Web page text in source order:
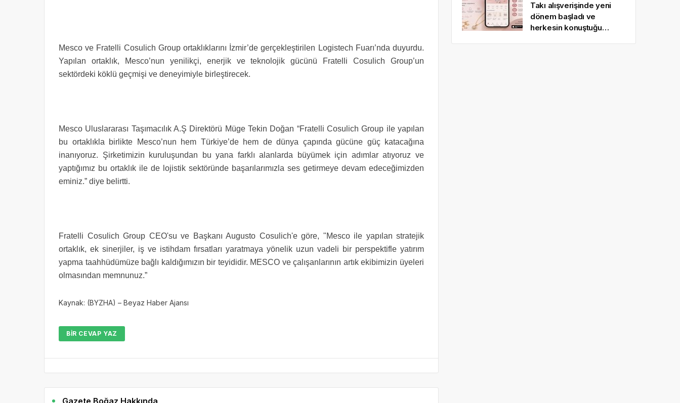
Mesco ve Fratelli Cosulich Group ortaklıklarını İzmir’de gerçekleştirilen Logistech Fuarı’nda duyurdu.
Yapılan ortaklık, Mesco’nun yenilikçi, enerjik ve teknolojik gücünü Fratelli Cosulich Group’un
sektördeki köklü geçmişi ve deneyimiyle birleştirecek.
Mesco Uluslararası Taşımacılık A.Ş Direktörü Müge Tekin Doğan “Fratelli Cosulich Group ile yapılan
bu ortaklıkla birlikte Mesco’nun hem Türkiye’de hem de dünya çapında gücüne güç katacağına
inanıyoruz. Şirketimizin kuruluşundan bu yana farklı alanlarda büyümek için adımlar atıyoruz ve
yaptığımız bu ortaklık ile de lojistik sektöründe başarılarımızla ses getirmeye devam edeceğimizden
eminiz.” diye belirtti.
Fratelli Cosulich Group CEO'su ve Başkanı Augusto Cosulich'e göre, "Mesco ile yapılan stratejik
ortaklık, ek sinerjiler, iş ve istihdam fırsatları yaratmaya yönelik uzun vadeli bir perspektifle yatırım
yapma taahhüdümüze bağlı kaldığımızın bir teyididir. MESCO ve çalışanlarının artık ekibimizin üyeleri
olmasından memnunuz.”
Kaynak: (BYZHA) – Beyaz Haber Ajansı
BIR CEVAP YAZ
Gazete Boğaz Hakkında
Takı alışverişinde yeni
dönem başladı ve
herkesin konuştuğu